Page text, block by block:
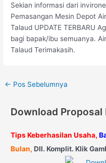
Sekian informasi dari
Pemasangan Mesin Depot
Talaud UPDATE TERBARU
bagi bapak/ibu semuanya.
Talaud Terimakasih.
← Pos Sebelumnya
Download Proposal
Tips Keberhasilan Usaha,
Bulan, Dll. Komplit. Klik